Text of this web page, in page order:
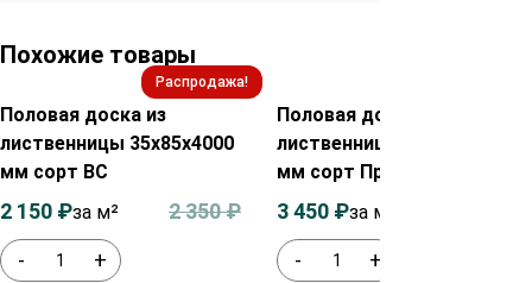
Похожие товары
Распродажа!
Половая доска из
лиственницы 35х85х4000
мм сорт ВС
- +
2 350₽
2 150 ₽за м²
Половая доска из
лиственницы 35х85х4000
мм сорт Прима
- +
3 450 ₽за м²